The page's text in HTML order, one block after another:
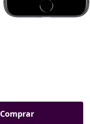
Comprar